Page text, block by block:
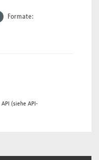
Formate:
API (siehe API-